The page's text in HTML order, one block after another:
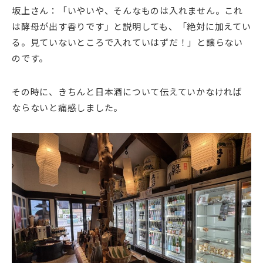
坂上さん：「いやいや、そんなものは入れません。これ
は酵母が出す香りです」と説明しても、「絶対に加えてい
る。見ていないところで入れていはずだ！」と譲らない
のです。
その時に、きちんと日本酒について伝えていかなければ
ならないと痛感しました。